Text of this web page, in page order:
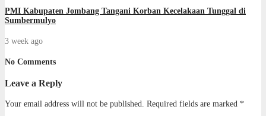
PMI Kabupaten Jombang Tangani Korban Kecelakaan Tunggal di
Sumbermulyo
3 week ago
No Comments
Leave a Reply
Your email address will not be published. Required fields are marked *